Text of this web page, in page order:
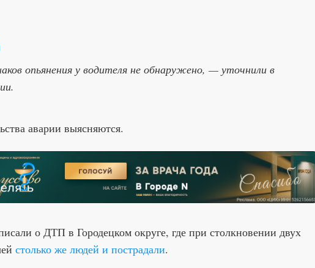
опьянения у водителя не обнаружено, — уточнили в
аварии выясняются.
о ДТП в Городецком округе, где при столкновении двух
столько же людей и пострадали.